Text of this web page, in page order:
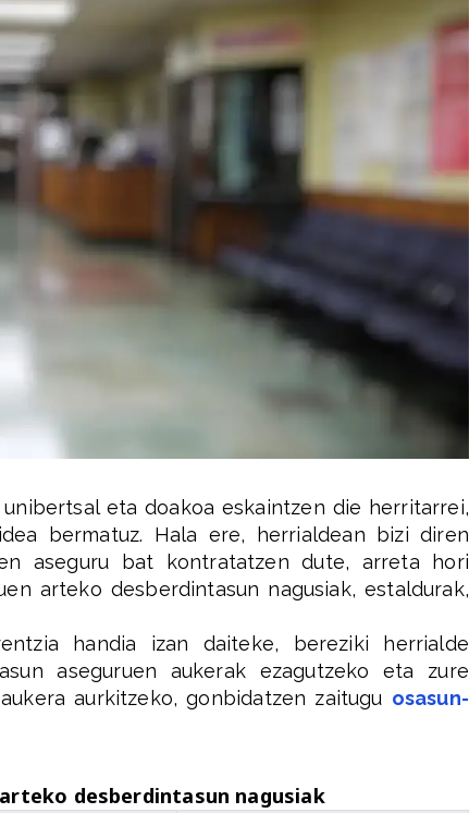
eta doakoa eskaintzen die herritarrei,
bermatuz. Hala ere, herrialdean bizi diren
aseguru bat kontratatzen dute, arreta hori
arteko desberdintasun nagusiak, estaldurak,
handia izan daiteke, bereziki herrialde
aseguruen aukerak ezagutzeko eta zure
aurkitzeko, gonbidatzen zaitugu osasun-
desberdintasun nagusiak